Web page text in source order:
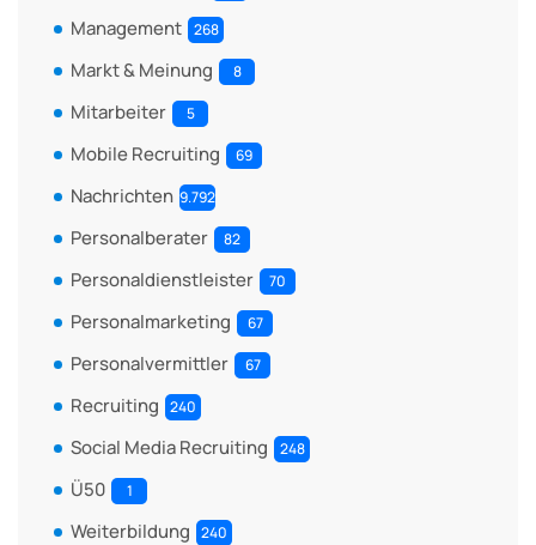
Management 268
Markt & Meinung 8
Mitarbeiter 5
Mobile Recruiting 69
Nachrichten 9.792
Personalberater 82
Personaldienstleister 70
Personalmarketing 67
Personalvermittler 67
Recruiting 240
Social Media Recruiting 248
Ü50 1
Weiterbildung 240